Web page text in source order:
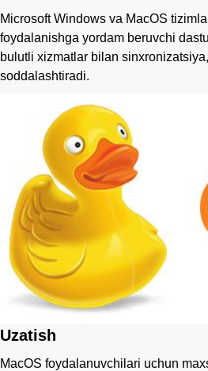
Microsoft Windows va MacOS
foydalanishga yordam beruvchi
bulutli xizmatlar bilan
soddalashtiradi.
Uzatish
MacOS foydalanuvchilari uchun